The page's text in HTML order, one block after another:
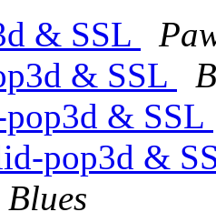
& SSL
& SSL
& SSL
pop3d &
Blues